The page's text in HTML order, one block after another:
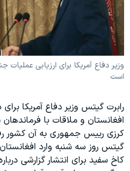
فرهنگ و زندگی
حقوق شهروندی
علم و فناوری
اسرائیل در جنگ
آرشیو پخش زنده
مستندها
انتخابات ریاست جمهوری آمریکا ۲۰۲۴
حمله جمهوری اسلامی به اسرائیل
رمز مهسا
ورزش زنان در ایران
مجموعه مستندهای دادخواهی
تریبونال مردمی آبان ۹۸
دادگاه حمید نوری
چهل سال گروگان‌گیری
دنبال کنید
زبانهای مختلف
وزیر دفاع آمریکا برای ارزیابی عملیات
است
رابرت گیتس وزیر دفاع آمریکا
افغانستان و ملاقات با
کرزی رییس جمهوری به آن کشور
گیتس روز سه شنبه وارد
کاخ سفید برای انتشار گزارشی